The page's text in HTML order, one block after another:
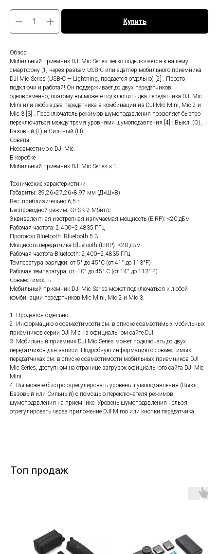
Купить
Обзор
Мобильный приемник DJI Mic Series легко подключается к вашему
смартфону [1] через разъем USB-C или адаптер мобильного приемника
DJI Mic Series (USB-C — Lightning, продается отдельно) [2] . Просто
подключи и работай! Он поддерживает до двух передатчиков
одновременно, поэтому вы можете подключить два передатчика DJI Mic
Mini или любые два передатчика в комбинации из DJI Mic Mini, Mic 2 и
Mic 3 [3] . Переключатель режимов шумоподавления позволяет быстро
переключаться между тремя уровнями шумоподавления [4] : ​​Выкл. (O),
Базовый (L) и Сильный (H).
Советы
Несовместимо с DJI Mic.
В коробке
Мобильный приемник DJI Mic Series × 1
Технические характеристики
Габариты: 39,26×27,26×8,97 мм (Д×Ш×В)
Вес: приблизительно 6,5 г
Беспроводной режим: GFSK 2 Мбит/с
Эквивалентная изотропная излучаемая мощность (EIRP): <20 дБм
Рабочая частота: 2,400–2,4835 ГГц
Протокол Bluetooth: Bluetooth 5.3
Мощность передатчика Bluetooth (EIRP): <20 дБм
Рабочая частота Bluetooth: 2,400–2,4835 ГГц
Температура зарядки: от 5° до 45°C (от 41° до 113°F)
Рабочая температура: от -10° до 45° C (от 14° до 113° F)
Совместимость
Мобильный приемник DJI Mic Series может подключаться к любой
комбинации передатчиков Mic Mini, Mic 2 и Mic 3.
1. Продается отдельно.
2. Информацию о совместимости см. в списке совместимых мобильных
приемников серии DJI Mic на официальном сайте DJI.
3. Мобильный приемник DJI Mic Series может подключать до двух
передатчиков для записи. Подробную информацию о совместимых
передатчиках см. в списке совместимости мобильных приемников DJI
Mic Series, доступном на странице загрузок официального сайта DJI Mic
Mini.
4. Вы можете быстро отрегулировать уровень шумоподавления (Выкл.,
Базовый или Сильный) с помощью переключателя режимов
шумоподавления на приемнике. Уровень шумоподавления нельзя
отрегулировать через приложение DJI Mimo или кнопки передатчика.
Топ продаж